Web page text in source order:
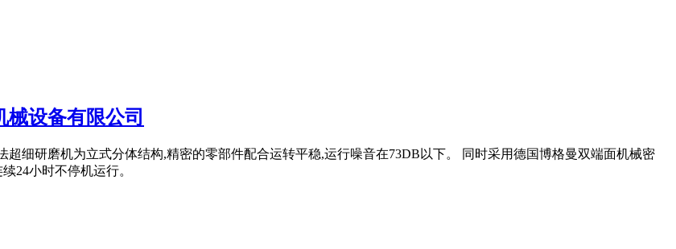
设备有限公司
超细研磨机为立式分体结构,精密的零部件配合运转平稳,运行噪音在73DB以下。 同时采用德国博格曼双端面机械密
24小时不停机运行。